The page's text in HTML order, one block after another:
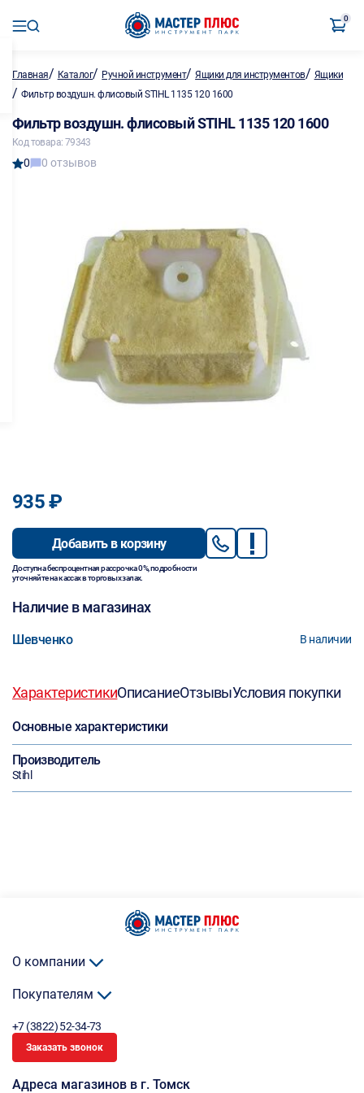
0
Главная/ Каталог/ Ручной инструмент/Ящики для инструментов/ Ящики
/ Фильтр воздушн. флисовый STIHL 1135 120 1600
Фильтр воздушн. флисовый STIHL 1135 120 1600
Код товара: 79343
0 0 отзывов
935 ₽
Добавить в корзину
Доступна беспроцентная рассрочка 0%, подробности
уточняйте на кассах в торговых залах.
Наличие в магазинах
Шевченко В наличии
ХарактеристикиОписаниеОтзывыУсловия покупки
Основные характеристики
Производитель
Stihl
О компании
Покупателям
+7 (3822) 52-34-73
Заказать звонок
Адреса магазинов в г. Томск